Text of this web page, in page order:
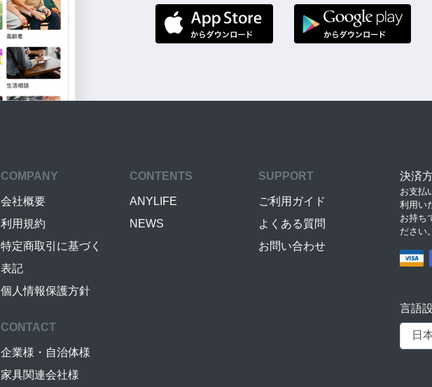
COMPANY
会社概要
利用規約
特定商取引に基づく
表記
個人情報保護方針
CONTENTS
ANYLIFE
NEWS
SUPPORT
ご利用ガイド
よくある質問
お問い合わせ
CONTACT
企業様・自治体様
家具関連会社様
決済
お支払
利用い
お持ち
ださい。
言語